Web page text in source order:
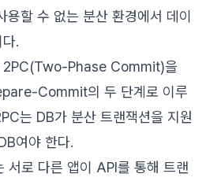
할 수 없는 분산 환경에서 데이
.
2PC(Two-Phase Commit)을
Commit의 두 단계로 이루
는 DB가 분산 트랜잭션을 지원
여야 한다.
서로 다른 앱이 API를 통해 트랜